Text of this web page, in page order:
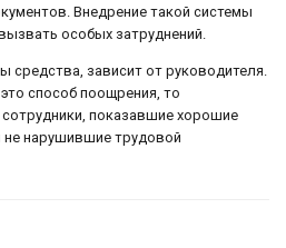
Внедрение такой системы
особых затруднений.
средства, зависит от руководителя.
способ поощрения, то
показавшие хорошие
не нарушившие трудовой